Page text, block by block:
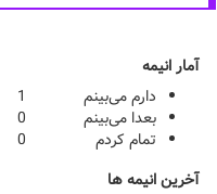
آمار انیمه
دارم می‌بینم
1
بعدا می‌بینم
0
تمام کردم
0
آخرین انیمه ها